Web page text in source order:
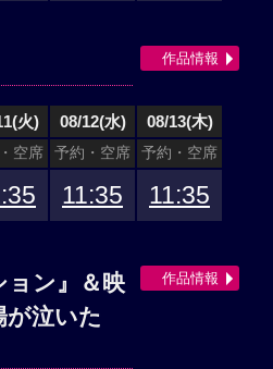
火) 08/12(水) 08/13(木)
空席 予約・空席 予約・空席
11:35 11:35
作品情報
ョン』＆映
泣いた
作品情報